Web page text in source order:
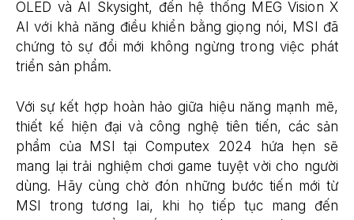
OLED và AI Skysight, đến hệ thống MEG Vision X
AI với khả năng điều khiển bằng giọng nói, MSI đã
chứng tỏ sự đổi mới không ngừng trong việc phát
triển sản phẩm.
Với sự kết hợp hoàn hảo giữa hiệu năng mạnh mẽ,
thiết kế hiện đại và công nghệ tiên tiến, các sản
phẩm của MSI tại Computex 2024 hứa hẹn sẽ
mang lại trải nghiệm chơi game tuyệt vời cho người
dùng. Hãy cùng chờ đón những bước tiến mới từ
MSI trong tương lai, khi họ tiếp tục mang đến